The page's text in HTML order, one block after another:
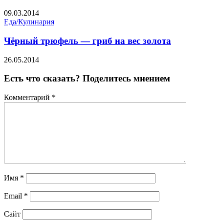
09.03.2014
Еда/Кулинария
Чёрный трюфель — гриб на вес золота
26.05.2014
Есть что сказать? Поделитесь мнением
Комментарий *
Имя *
Email *
Сайт